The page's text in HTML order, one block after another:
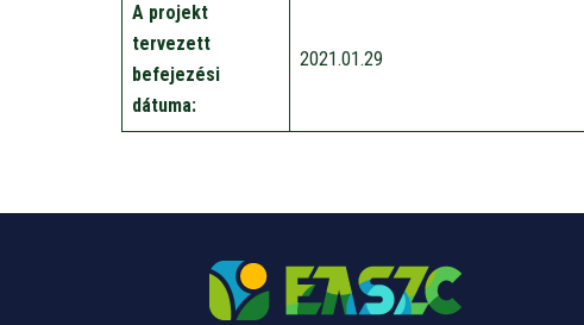
A projekt
tervezett
befejezési
dátuma:
2021.01.29